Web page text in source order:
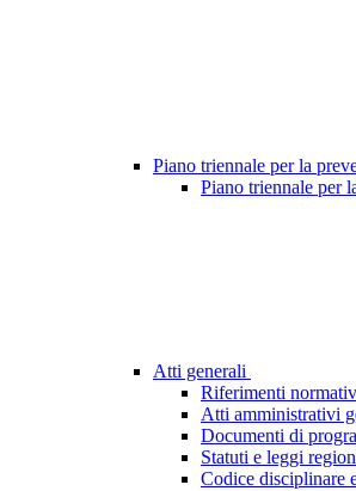
Piano triennale per la
Piano triennale per
Atti generali
Riferimenti
Atti amministrativi
Documenti di
Statuti e leggi
Codice disciplinare